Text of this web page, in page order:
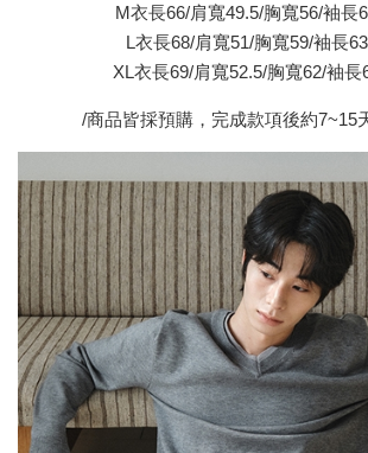
M衣長66/肩寬49.5/胸寬56/袖長
L衣長68/肩寬51/胸寬59/袖長
XL衣長69/肩寬52.5/胸寬62/袖長
/商品皆採預購，完成款項後約7~15